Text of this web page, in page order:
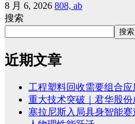
8 月 6, 2026 808, ab
搜索
搜索
近期文章
工程塑料回收需要组合
重大技术突破｜君华股
塞拉尼斯入局具身智能